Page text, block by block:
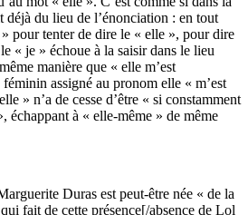
déjà du lieu de l’énonciation : en tout
pour tenter de dire le « elle », pour dire
« je » échoue à la saisir dans le lieu
manière que « elle m’est
assigné au pronom elle « m’est
» n’a de cesse d’être « si constamment
échappant à « elle-même » de même
Duras est peut-être née « de la
fait de cette présence[/absence de Lol